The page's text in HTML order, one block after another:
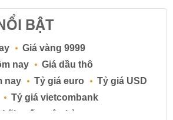
BẬT
Giá vàng 9999
nay
Giá dầu thô
nay
Tỷ giá euro
Tỷ giá USD
Tỷ giá vietcombank
Lãi suất ngân hàng